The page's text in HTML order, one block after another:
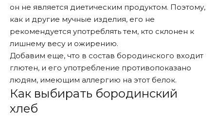
он не является диетическим продуктом. Поэтому,
как и другие мучные изделия, его не
рекомендуется употреблять тем, кто склонен к
лишнему весу и ожирению.
Добавим еще, что в состав бородинского входит
глютен, и его употребление противопоказано
людям, имеющим аллергию на этот белок.
Как выбирать бородинский
хлеб